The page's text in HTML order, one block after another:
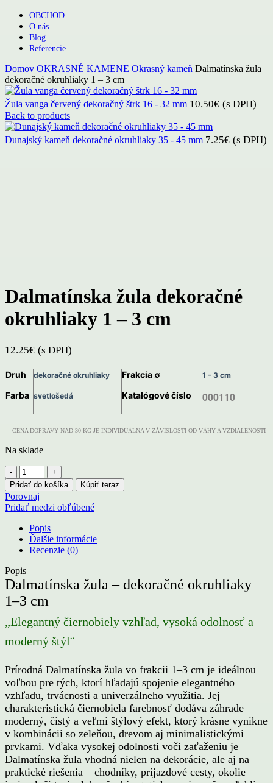
OBCHOD
O nás
Blog
Referencie
Domov OKRASNÉ KAMENE Okrasný kameň Dalmatínska žula
dekoračné okruhliaky 1 – 3 cm
Žula vanga červený dekoračný štrk 16 - 32 mm 10.50€ (s DPH)
Back to products
Dunajský kameň dekoračné okruhliaky 35 - 45 mm 7.25€ (s DPH)
Dalmatínska žula dekoračné
okruhliaky 1 – 3 cm
12.25€ (s DPH)
Druh
Farba
dekoračné okruhliaky
svetlošedá
Frakcia ∅
Katalógové číslo
1 – 3 cm
000110
CENA DOPRAVY NAD 30 KG JE INDIVIDUÁLNA V ZÁVISLOSTI OD VÁHY A VZDIALENOSTI
Na sklade
množstvo
Dalmatínska
žula
dekoračné
okruhliaky
1
-
3
cm
Pridať do košíka Kúpiť teraz
Porovnaj
Pridať medzi obľúbené
Popis
Ďalšie informácie
Recenzie (0)
Popis
Dalmatínska žula – dekoračné okruhliaky
1–3 cm
„Elegantný čiernobiely vzhľad, vysoká odolnosť a
moderný štýl“
Prírodná Dalmatínska žula vo frakcii 1–3 cm je ideálnou
voľbou pre tých, ktorí hľadajú spojenie elegantného
vzhľadu, trvácnosti a univerzálneho využitia. Jej
charakteristická čiernobiela farebnosť dodáva záhrade
moderný, čistý a veľmi štýlový efekt, ktorý krásne vynikne
v kombinácii so zeleňou, drevom aj minimalistickými
prvkami. Vďaka vysokej odolnosti voči zaťaženiu je
Dalmatínska žula vhodná nielen na dekorácie, ale aj na
praktické riešenia – chodníky, príjazdové cesty, okolie